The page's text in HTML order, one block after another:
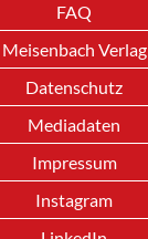
FAQ
Meisenbach Verlag
Datenschutz
Mediadaten
Impressum
Instagram